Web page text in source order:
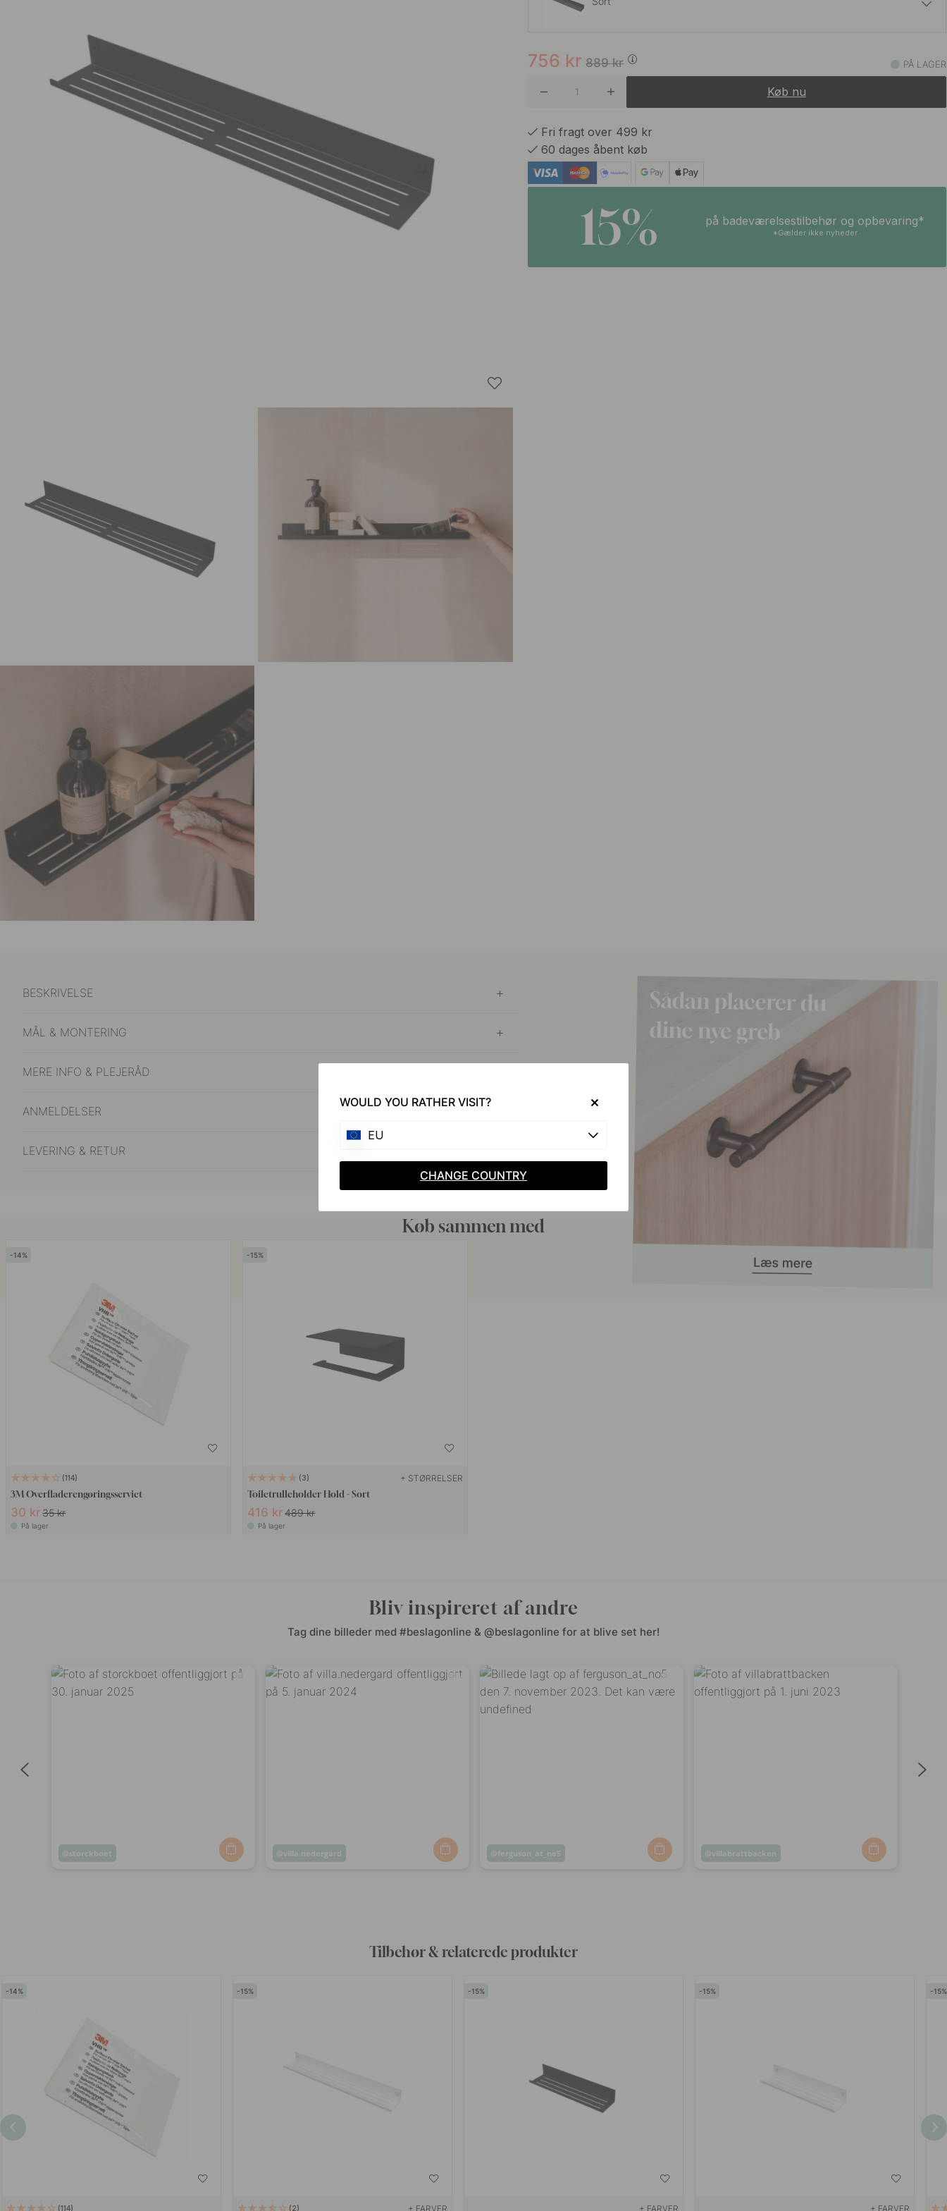
Hvid
På lager
889kr
756 kr PÅ LAGER
Køb nu
Fri fragt over 499 kr
60 dages åbent køb
15% på badeværelsestilbehør og opbevaring*
*Gælder ikke nyheder
BESKRIVELSE
MÅL & MONTERING
MERE INFO & PLEJERÅD
ANMELDELSER
LEVERING & RETUR
Køb sammen med
14
114
3M Overfladerengøringsserviet
30 kr 35 kr
På lager
15
3 + STØRRELSER
Toiletrulleholder Hold - Sort
416 kr 489 kr
På lager
Bliv inspireret af andre
Tag dine billeder med #beslagonline & @beslagonline for at blive set her!
Opslag
storckboet
Opslag
villa.nedergard
Opslag
ferguson_at_no5
Opslag
villabrattbacken
Tilbehør & relaterede produkter
14
114
15
2 + FARVER
15
+ FARVER
15
+ FARVER
15
WOULD YOU RATHER VISIT?
EU
CHANGE COUNTRY